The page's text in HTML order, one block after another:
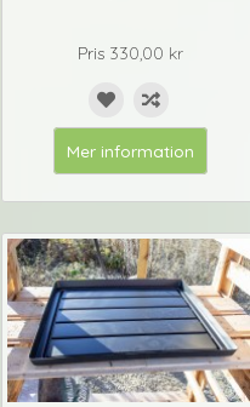
Pris 330,00 kr
Mer information